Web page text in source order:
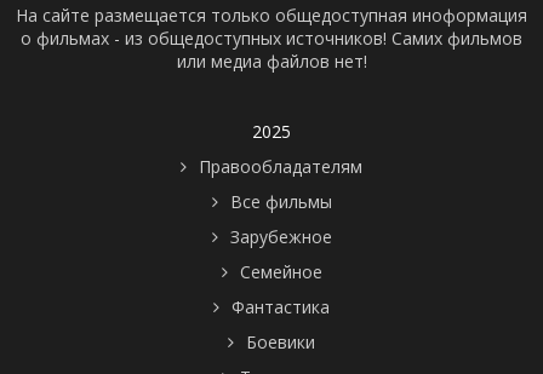
На сайте размещается только общедоступная иноформация
о фильмах - из общедоступных источников! Самих фильмов
или медиа файлов нет!
2025
Правообладателям
Все фильмы
Зарубежное
Семейное
Фантастика
Боевики